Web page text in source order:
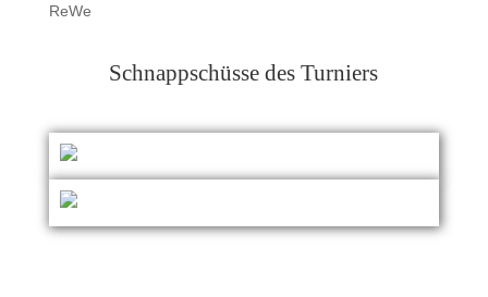
ReWe
Schnappschüsse des Turniers